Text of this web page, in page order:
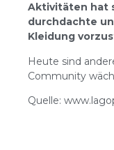
Aktivitäten hat
durchdachte
Kleidung
Heute sind
Community
Quelle: